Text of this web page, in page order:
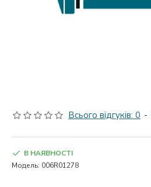
Всього відгуків: 0 -
В НАЯВНОСТІ
Модель: 006R01278